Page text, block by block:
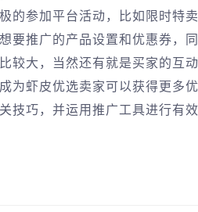
的参加平台活动，比如限时特
要推广的产品设置和优惠券，
较大，当然还有就是买家的互动
为虾皮优选卖家可以获得更多
技巧，并运用推广工具进行有效